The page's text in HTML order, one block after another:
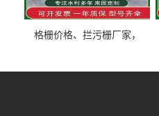
格栅价格、拦污栅厂家，